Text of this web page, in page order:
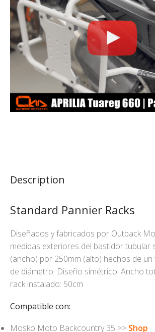
Description
Standard Pannier Racks
Diseñados y fabricados por Outback
medidas exteriores del bastidor tubular
(ancho) por 250mm (alto) hechos de
de diámetro. Diseño simétrico. Ancho
rack instalado: 50cm
Compatible con:
Mosko Moto Backcountry 35 >> Shop